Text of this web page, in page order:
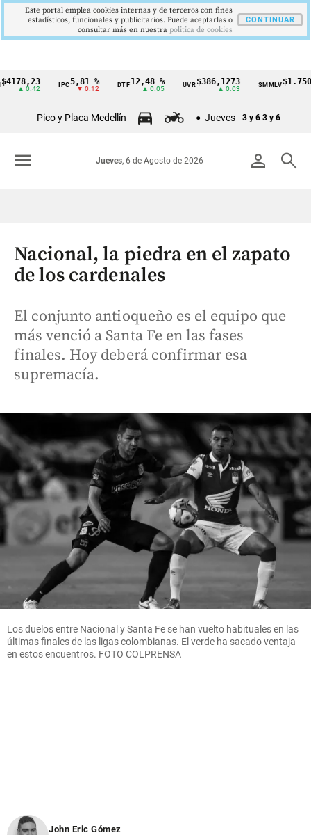
Cintillo
Colombia
0.42
IPC 5,81 %
▼ 0.12
DTF 12,48 %
▲ 0.05
UVR $386,1273
▲ 0.03
SMMLV$1.750.905
Pico y Placa Medellín Jueves 3 y 6 3 y 6
person search
Jueves, 6 de Agosto de 2026
menu
Nacional, la piedra en el zapato
de los cardenales
El conjunto antioqueño es el equipo que
más venció a Santa Fe en las fases
finales. Hoy deberá confirmar esa
supremacía.
Los duelos entre Nacional y Santa Fe se han vuelto habituales en las
últimas finales de las ligas colombianas. El verde ha sacado ventaja
en estos encuentros. FOTO COLPRENSA
John Eric Gómez
Este portal emplea cookies internas y de terceros con fines
estadísticos, funcionales y publicitarios. Puede aceptarlas o
consultar más en nuestra politica de cookies
CONTINUAR